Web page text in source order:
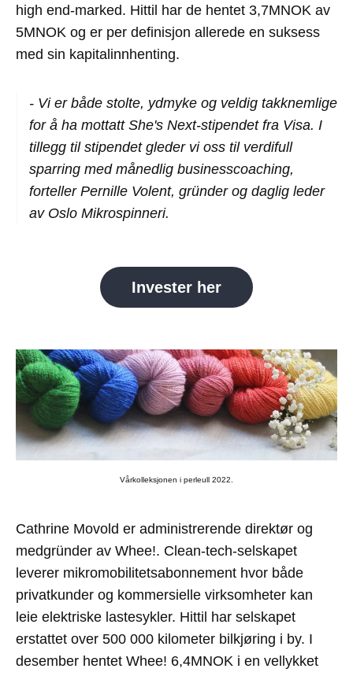
high end-marked. Hittil har de hentet 3,7MNOK av
5MNOK og er per definisjon allerede en suksess
med sin kapitalinnhenting.
- Vi er både stolte, ydmyke og veldig takknemlige
for å ha mottatt She's Next-stipendet fra Visa. I
tillegg til stipendet gleder vi oss til verdifull
sparring med månedlig businesscoaching,
forteller Pernille Volent, gründer og daglig leder
av Oslo Mikrospinneri.
Invester her
Vårkolleksjonen i perleull 2022.
Cathrine Movold er administrerende direktør og
medgründer av Whee!. Clean-tech-selskapet
leverer mikromobilitetsabonnement hvor både
privatkunder og kommersielle virksomheter kan
leie elektriske lastesykler. Hittil har selskapet
erstattet over 500 000 kilometer bilkjøring i by. I
desember hentet Whee! 6,4MNOK i en vellykket